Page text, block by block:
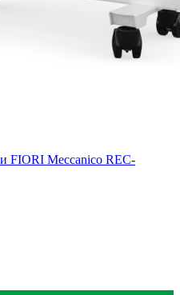
FIORI Meccanico REC-